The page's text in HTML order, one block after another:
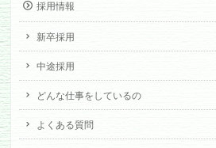
採用情報
新卒採用
中途採用
どんな仕事をしているの
よくある質問